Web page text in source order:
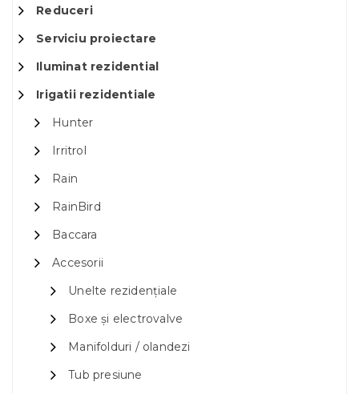
Reduceri
Serviciu proiectare
Iluminat rezidential
Irigatii rezidentiale
Hunter
Irritrol
Rain
RainBird
Baccara
Accesorii
Unelte rezidențiale
Boxe și electrovalve
Manifolduri / olandezi
Tub presiune